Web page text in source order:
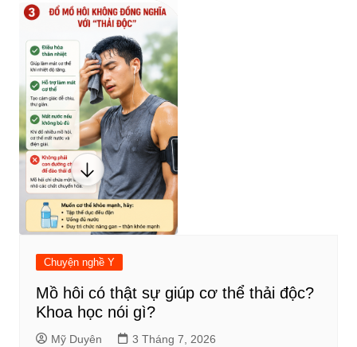
Chuyện nghề Y
Mồ hôi có thật sự giúp cơ thể thải độc?
Khoa học nói gì?
Mỹ Duyên 3 Tháng 7, 2026